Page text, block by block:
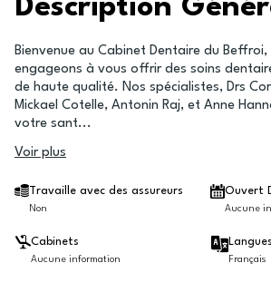
Description
Bienvenue au Cabinet Dentaire du Beffroi,
engageons à vous offrir des soins
de haute qualité. Nos spécialistes, Drs
Mickael Cotelle, Antonin Raj, et Anne
votre sant...
Voir plus
Travaille avec des assureurs
Non
Ouvert
Aucune
Cabinets
Aucune information
Langues
Français